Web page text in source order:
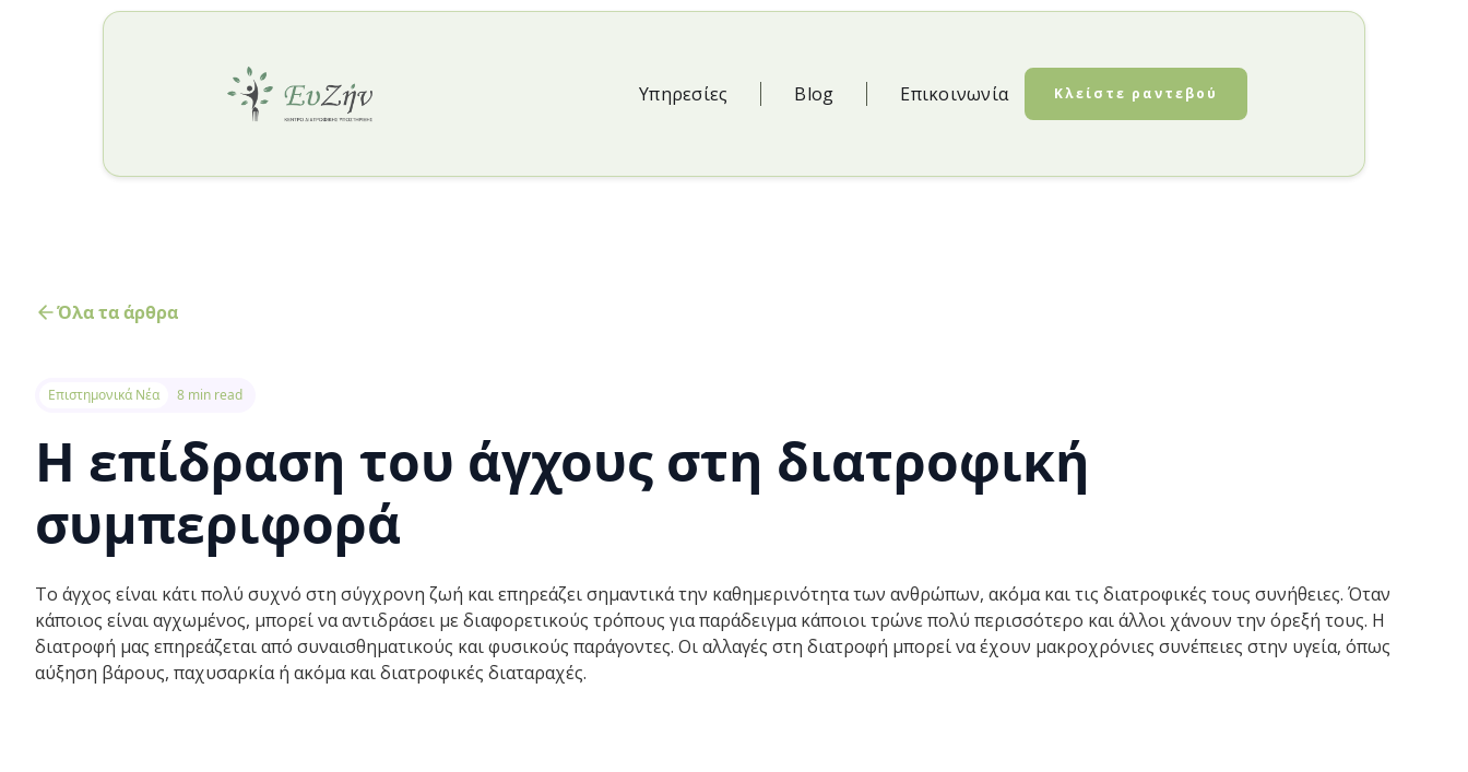
Υπηρεσίες Blog Επικοινωνία Κλείστε ραντεβού
Όλα τα άρθρα
Επιστημονικά Νέα 8 min read
Η επίδραση του άγχους στη διατροφική
συμπεριφορά
Το άγχος είναι κάτι πολύ συχνό στη σύγχρονη ζωή και επηρεάζει σημαντικά την καθημερινότητα των ανθρώπων, ακόμα και τις διατροφικές τους συνήθειες. Όταν
κάποιος είναι αγχωμένος, μπορεί να αντιδράσει με διαφορετικούς τρόπους για παράδειγμα κάποιοι τρώνε πολύ περισσότερο και άλλοι χάνουν την όρεξή τους. Η
διατροφή μας επηρεάζεται από συναισθηματικούς και φυσικούς παράγοντες. Οι αλλαγές στη διατροφή μπορεί να έχουν μακροχρόνιες συνέπειες στην υγεία, όπως
αύξηση βάρους, παχυσαρκία ή ακόμα και διατροφικές διαταραχές.